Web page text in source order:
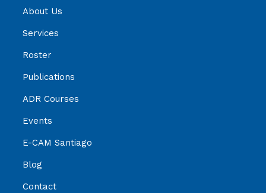
About Us
Services
Roster
Publications
ADR Courses
Events
E-CAM Santiago
Blog
Contact